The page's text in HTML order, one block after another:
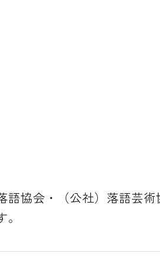
語協会・（公社）落語芸